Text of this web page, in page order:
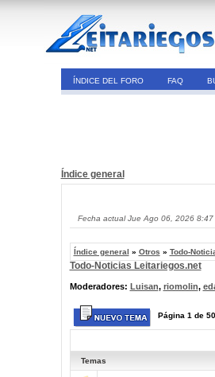
ÍNDICE DEL FORO FAQ
Índice general
Fecha actual Jue Ago 06, 2026 8:47
Índice general » Otros » Todo-
Todo-Noticias Leitariegos.net
Moderadores: Luisan, riomolin,
Página 1 de 50
Temas